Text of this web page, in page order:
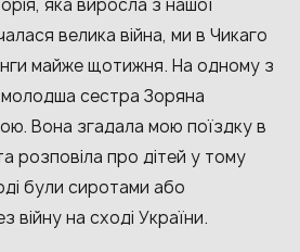
яка виросла з нашої
велика війна, ми в Чикаго
майже щотижня. На одному з
сестра Зоряна
Вона згадала мою поїздку в
розповіла про дітей у тому
були сиротами або
війну на сході України.